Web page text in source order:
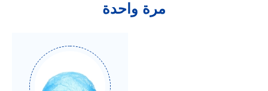
مرة واحدة